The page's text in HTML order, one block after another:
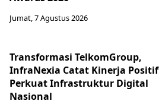
Jumat, 7 Agustus 2026
Transformasi TelkomGroup,
InfraNexia Catat Kinerja Positif
Perkuat Infrastruktur Digital
Nasional